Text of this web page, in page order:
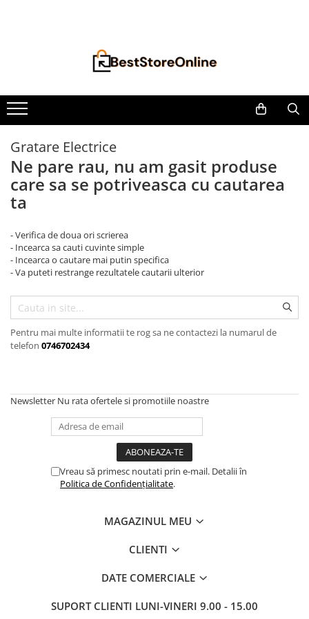
Accesorii aparate climatizare
Accesorii console gaming
Accesorii si Piese Aspiratoare
Aspiratoare Universale
Dyson
iRobot Roomba
Karcher Parkside
Tefal Rowenta X-Force Flex
Xiaomi Roborock
Aspiratoare
Auto Moto
Accesorii auto interioare
Aspiratoare Auto
Casa, Gradina & Bricolaj
Accesorii mese si scaune
Accesorii prize si intrerupatoare
Clesti si Patenti
Frapiere si Clesti Gheata
Gratare Electrice
Ne pare rau, nu am gasit produse
care sa se potriveasca cu cautarea
ta
- Verifica de doua ori scrierea
- Incearca sa cauti cuvinte simple
- Incearca o cautare mai putin specifica
- Va puteti restrange rezultatele cautarii ulterior
Pentru mai multe informatii te rog sa ne contactezi la numarul de
telefon 0746702434
Newsletter Nu rata ofertele si promotiile noastre
Vreau să primesc noutati prin e-mail. Detalii în
Politica de Confidențialitate.
MAGAZINUL MEU
CLIENTI
DATE COMERCIALE
SUPORT CLIENTI LUNI-VINERI 9.00 - 15.00